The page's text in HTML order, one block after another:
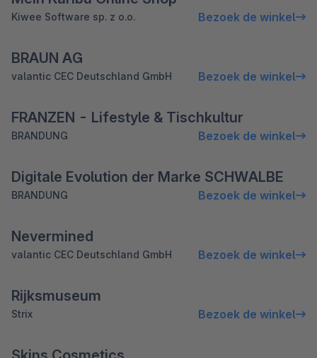
Kiwee Software sp. z o.o. Bezoek de winkel
BRAUN AG
valantic CEC Deutschland GmbH Bezoek de winkel
FRANZEN - Lifestyle & Tischkultur
BRANDUNG Bezoek de winkel
Digitale Evolution der Marke SCHWALBE
BRANDUNG Bezoek de winkel
Nevermined
valantic CEC Deutschland GmbH Bezoek de winkel
Rijksmuseum
Strix Bezoek de winkel